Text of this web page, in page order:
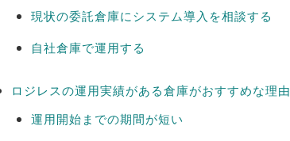
現状の委託倉庫にシステム導入を相談する
自社倉庫で運用する
ロジレスの運用実績がある倉庫がおすすめな理由
運用開始までの期間が短い